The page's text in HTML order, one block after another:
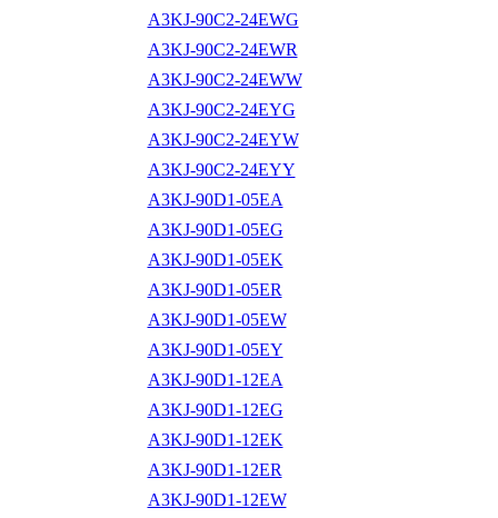
A3KJ-90C2-24EWG
A3KJ-90C2-24EWR
A3KJ-90C2-24EWW
A3KJ-90C2-24EYG
A3KJ-90C2-24EYW
A3KJ-90C2-24EYY
A3KJ-90D1-05EA
A3KJ-90D1-05EG
A3KJ-90D1-05EK
A3KJ-90D1-05ER
A3KJ-90D1-05EW
A3KJ-90D1-05EY
A3KJ-90D1-12EA
A3KJ-90D1-12EG
A3KJ-90D1-12EK
A3KJ-90D1-12ER
A3KJ-90D1-12EW